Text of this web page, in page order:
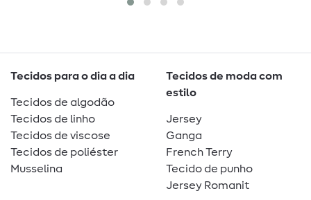
Tecidos para o dia a dia
Tecidos de algodão
Tecidos de linho
Tecidos de viscose
Tecidos de poliéster
Musselina
Tecidos de moda com
estilo
Jersey
Ganga
French Terry
Tecido de punho
Jersey Romanit